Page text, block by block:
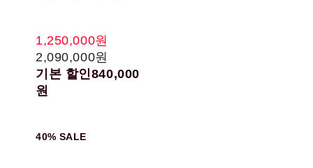
1,250,000원
2,090,000원
기본 할인840,000
원
40% SALE